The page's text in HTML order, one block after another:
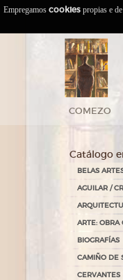
COMEZO
Catálogo
BELAS
AGUILAR /
ARTE: OBRA
BIOGRAFÍAS
CAMIÑO DE
CERVANTES
Empregamos cookies propias e